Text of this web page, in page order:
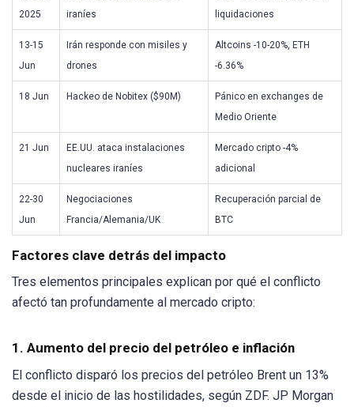
2025
iraníes
liquidaciones
13-15
Jun
Irán responde con misiles y
drones
Altcoins -10-20%, ETH
-6.36%
18 Jun Hackeo de Nobitex ($90M)
Pánico en exchanges de
Medio Oriente
21 Jun
EE.UU. ataca instalaciones
nucleares iraníes
Mercado cripto -4%
adicional
22-30
Jun
Negociaciones
Francia/Alemania/UK
Recuperación parcial de
BTC
Factores clave detrás del impacto
Tres elementos principales explican por qué el conflicto
afectó tan profundamente al mercado cripto:
1. Aumento del precio del petróleo e inflación
El conflicto disparó los precios del petróleo Brent un 13%
desde el inicio de las hostilidades, según ZDF. JP Morgan